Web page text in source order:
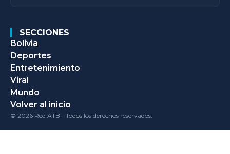
SECCIONES
Bolivia
Deportes
Entretenimiento
Viral
Mundo
Volver al inicio
© 2026 Red ATB - Todos los derechos reservados.